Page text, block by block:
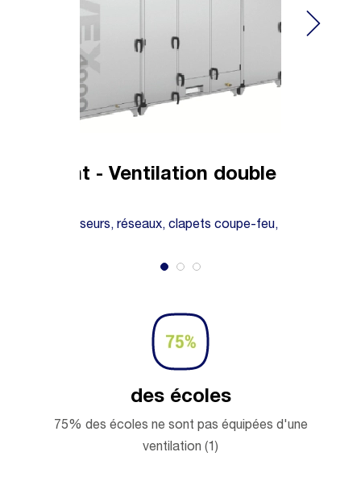
- Ventilation double flux
flux, diffuseurs, réseaux, clapets coupe-feu,
des écoles
75% des écoles ne sont pas équipées d'une
ventilation (1)